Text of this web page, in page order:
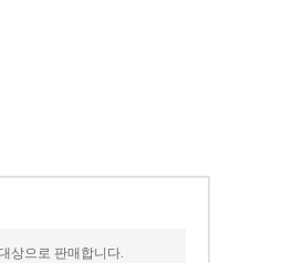
상으로 판매합니다.